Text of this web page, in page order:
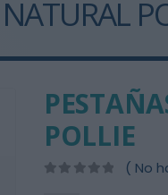
POLLIE
( No